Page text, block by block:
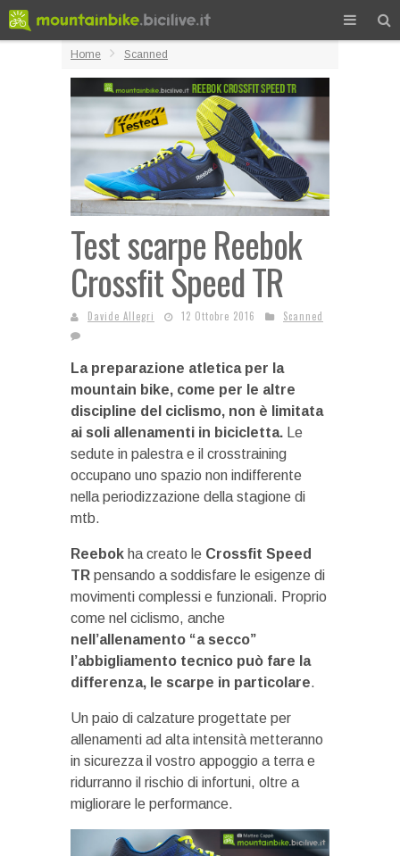
Home Scanned
Test scarpe Reebok
Crossfit Speed TR
Davide Allegri 12 Ottobre 2016 Scanned
La preparazione atletica per la
mountain bike, come per le altre
discipline del ciclismo, non è limitata
ai soli allenamenti in bicicletta. Le
sedute in palestra e il crosstraining
occupano uno spazio non indifferente
nella periodizzazione della stagione di
mtb.
Reebok ha creato le Crossfit Speed
TR pensando a soddisfare le esigenze di
movimenti complessi e funzionali. Proprio
come nel ciclismo, anche
nell’allenamento “a secco”
l’abbigliamento tecnico può fare la
differenza, le scarpe in particolare.
Un paio di calzature progettate per
allenamenti ad alta intensità metteranno
in sicurezza il vostro appoggio a terra e
ridurranno il rischio di infortuni, oltre a
migliorare le performance.